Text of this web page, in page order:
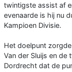
twintigste assist af
evenaarde is hij nu
Kampioen Divisie.
Het doelpunt
Van der Sluijs en de
Dordrecht dat de